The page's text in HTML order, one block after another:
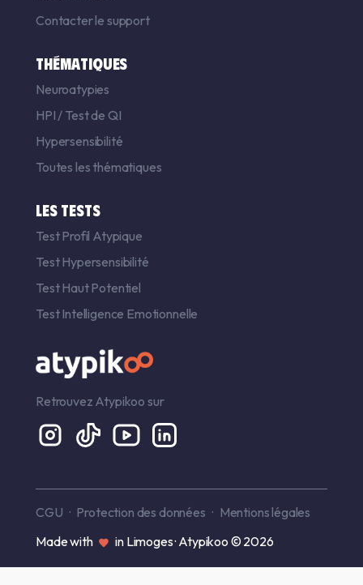
Contacter le support
THÉMATIQUES
Neuroatypies
HPI / Test de QI
Hypersensibilité
Toutes les thématiques
LES TESTS
Test Profil Atypique
Test Hypersensibilité
Test Haut Potentiel
Test Intelligence Emotionnelle
Retrouvez Atypikoo sur
CGU Protection des données
Mentions légales
Made with
in Limoges · Atypikoo © 2026